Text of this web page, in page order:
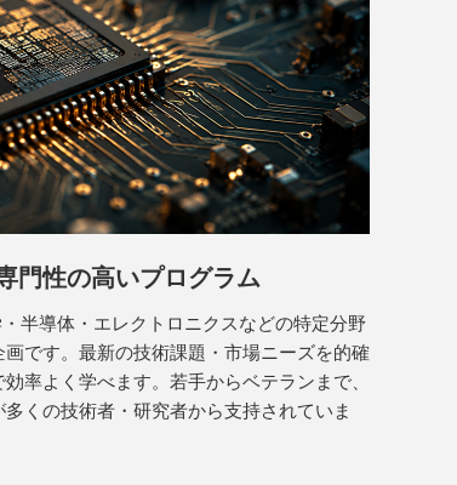
門性の高いプログラム
半導体・エレクトロニクスなどの特定分野
です。最新の技術課題・市場ニーズを的確
率よく学べます。若手からベテランまで、
くの技術者・研究者から支持されていま